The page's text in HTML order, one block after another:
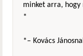
minket arra, hogy
*
*– Kovács